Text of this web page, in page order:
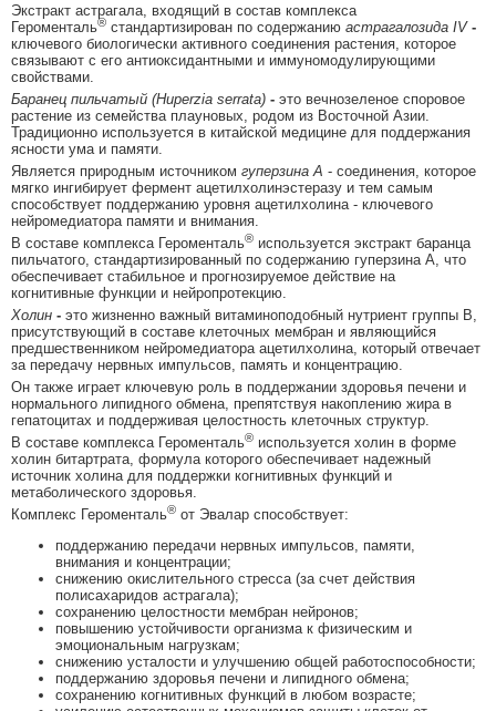
Экстракт астрагала, входящий в состав комплекса
Героменталь® стандартизирован по содержанию астрагалозида IV -
ключевого биологически активного соединения растения, которое
связывают с его антиоксидантными и иммуномодулирующими
свойствами.
Баранец пильчатый (Huperzia serrata) - это вечнозеленое споровое
растение из семейства плауновых, родом из Восточной Азии.
Традиционно используется в китайской медицине для поддержания
ясности ума и памяти.
Является природным источником гуперзина А - соединения, которое
мягко ингибирует фермент ацетилхолинэстеразу и тем самым
способствует поддержанию уровня ацетилхолина - ключевого
нейромедиатора памяти и внимания.
В составе комплекса Героменталь® используется экстракт баранца
пильчатого, стандартизированный по содержанию гуперзина А, что
обеспечивает стабильное и прогнозируемое действие на
когнитивные функции и нейропротекцию.
Холин - это жизненно важный витаминоподобный нутриент группы B,
присутствующий в составе клеточных мембран и являющийся
предшественником нейромедиатора ацетилхолина, который отвечает
за передачу нервных импульсов, память и концентрацию.
Он также играет ключевую роль в поддержании здоровья печени и
нормального липидного обмена, препятствуя накоплению жира в
гепатоцитах и поддерживая целостность клеточных структур.
В составе комплекса Героменталь® используется холин в форме
холин битартрата, формула которого обеспечивает надежный
источник холина для поддержки когнитивных функций и
метаболического здоровья.
Комплекс Героменталь® от Эвалар способствует:
поддержанию передачи нервных импульсов, памяти,
внимания и концентрации;
снижению окислительного стресса (за счет действия
полисахаридов астрагала);
сохранению целостности мембран нейронов;
повышению устойчивости организма к физическим и
эмоциональным нагрузкам;
снижению усталости и улучшению общей работоспособности;
поддержанию здоровья печени и липидного обмена;
сохранению когнитивных функций в любом возрасте;